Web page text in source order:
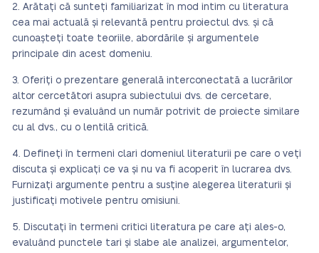
Arătați că sunteți familiarizat în mod intim cu literatura
cea mai actuală și relevantă pentru proiectul dvs. și că
cunoașteți toate teoriile, abordările și argumentele
principale din acest domeniu.
Oferiți o prezentare generală interconectată a lucrărilor
altor cercetători asupra subiectului dvs. de cercetare,
rezumând și evaluând un număr potrivit de proiecte similare
cu al dvs., cu o lentilă critică.
Defineți în termeni clari domeniul literaturii pe care o veți
discuta și explicați ce va și nu va fi acoperit în lucrarea dvs.
Furnizați argumente pentru a susține alegerea literaturii și
justificați motivele pentru omisiuni.
Discutați în termeni critici literatura pe care ați ales-o,
evaluând punctele tari și slabe ale analizei, argumentelor,